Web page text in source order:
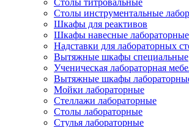
Столы титровальные
Столы инструментальные
Шкафы для реактивов
Шкафы навесные лабораторные
Надставки для лабораторных
Вытяжные шкафы специальные
Ученическая лабораторная
Вытяжные шкафы
Мойки лабораторные
Стеллажи лабораторные
Столы лабораторные
Стулья лабораторные